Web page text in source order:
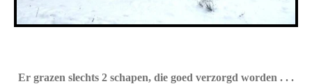
Er grazen slechts 2 schapen, die goed verzorgd worden . . .